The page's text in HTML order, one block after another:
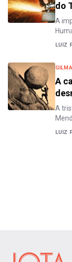
do
A
LUIZ
A
A
LUIZ